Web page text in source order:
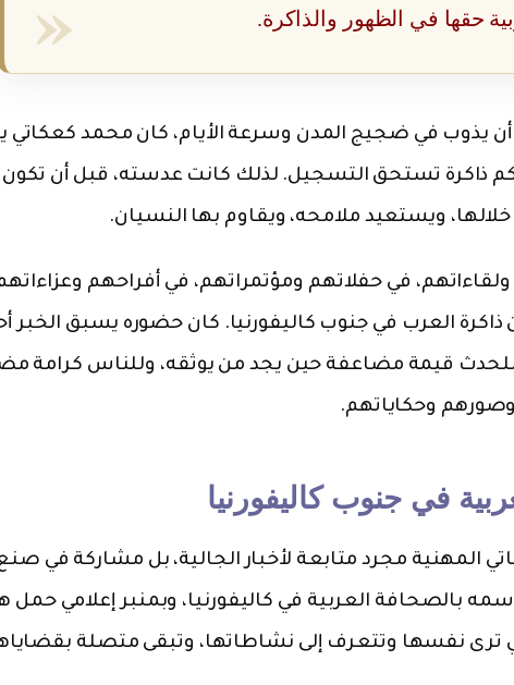
حقها في الظهور والذاكرة.
أن يذوب في ضجيج المدن وسرعة الأيام، كان محمد كعكاتي
ذاكرة تستحق التسجيل. لذلك كانت عدسته، قبل أن
ويستعيد ملامحه، ويقاوم بها النسيان.
في حفلاتهم ومؤتمراتهم، في أفراحهم
العرب في جنوب كاليفورنيا. كان حضوره يسبق الخبر
للحدث قيمة مضاعفة حين يجد من يوثقه، وللناس كرامة
وحكاياتهم.
كعكاتي المهنية مجرد متابعة لأخبار الجالية، بل مشاركة في
بالصحافة العربية في كاليفورنيا، وبمنبر إعلامي حمل
ترى نفسها وتتعرف إلى نشاطاتها، وتبقى متصلة